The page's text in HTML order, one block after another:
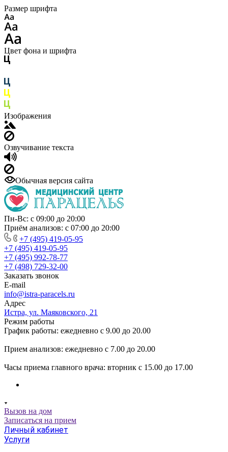
Размер шрифта
Цвет фона и шрифта
Изображения
Озвучивание текста
Обычная версия сайта
Пн-Вс: с 09:00 до 20:00
Приём анализов: с 07:00 до 20:00
+7 (495) 419-05-95
+7 (495) 419-05-95
+7 (495) 992-78-77
+7 (498) 729-32-00
Заказать звонок
E-mail
info@istra-paracels.ru
Адрес
Истра, ул. Маяковского, 21
Режим работы
График работы: ежедневно с 9.00 до 20.00
Прием анализов: ежедневно с 7.00 до 20.00
Часы приема главного врача: вторник с 15.00 до 17.00
Вызов на дом
Записаться на прием
Личный кабинет
Услуги